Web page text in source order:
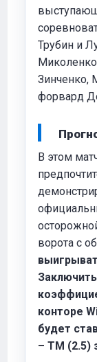
Трубин и
Зинченко,
форвард
В этом
ворота с
конторе
будет
– ТМ (2.5)